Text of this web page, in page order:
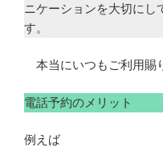
ニケーションを大切にし
す。
本当にいつもご利用賜
電話予約のメリット
例えば